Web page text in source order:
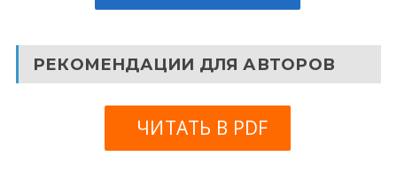
РЕКОМЕНДАЦИИ ДЛЯ АВТОРОВ
ЧИТАТЬ В PDF